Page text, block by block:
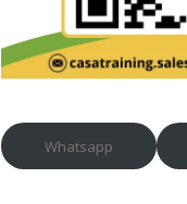
Whatsapp